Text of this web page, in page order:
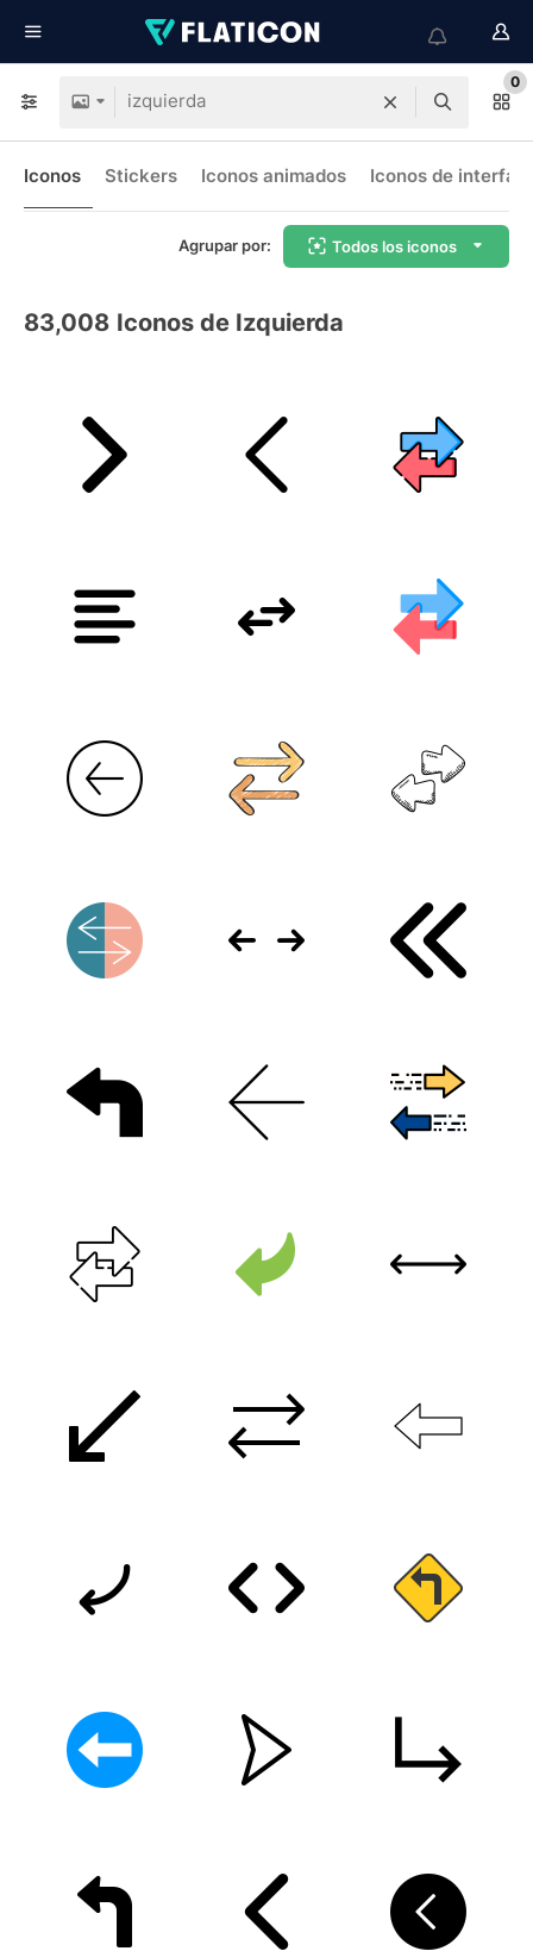
0
Iconos Stickers Iconos animados Iconos de interfaz
Agrupar por: Todos los iconos
83,008 Iconos de Izquierda